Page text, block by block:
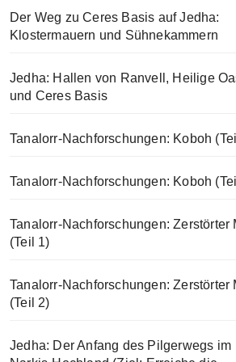
Der Weg zu Ceres Basis auf Jedha:
Klostermauern und Sühnekammern
Jedha: Hallen von Ranvell, Heilige
und Ceres Basis
Tanalorr-Nachforschungen: Koboh
Tanalorr-Nachforschungen: Koboh
Tanalorr-Nachforschungen: Zerstörter
(Teil 1)
Tanalorr-Nachforschungen: Zerstörter
(Teil 2)
Jedha: Der Anfang des Pilgerwegs im